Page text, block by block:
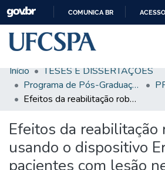
CONTEÚDO
COMUNICA BR
Comunidades & Coleções
Busca Facetada
Estatísticas
Autoarquivamento
Início
TESES E DISSERTAÇÕES
Programa de Pós-Graduação em Ciências da Saúde
Efeitos da reabilitação robótica usando o dispositivo Erigo® em pacientes com lesão neurológica
Efeitos da reabilitação
usando o dispositivo
pacientes com lesão